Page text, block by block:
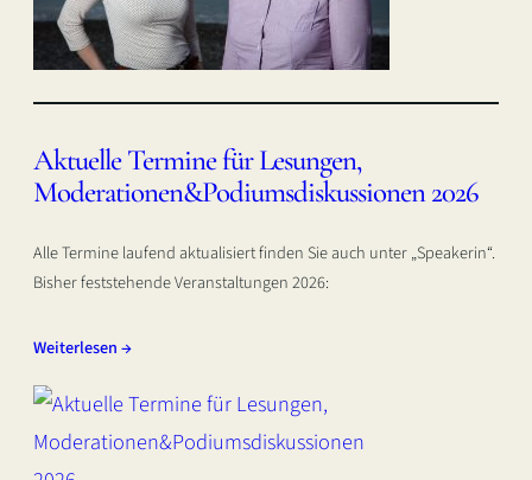
Aktuelle Termine für Lesungen,
Moderationen&Podiumsdiskussionen 2026
Alle Termine laufend aktualisiert finden Sie auch unter „Speakerin“.
Bisher feststehende Veranstaltungen 2026:
Weiterlesen →